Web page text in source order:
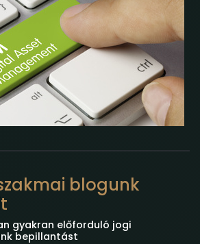
blogunk
gyakran előforduló jogi
bepillantást